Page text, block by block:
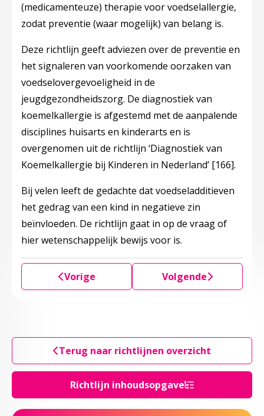
Richtlijn inhoudsopgave
(medicamenteuze) therapie voor voedselallergie,
zodat preventie (waar mogelijk) van belang is.
Deze richtlijn geeft adviezen over de preventie en
het signaleren van voorkomende oorzaken van
voedselovergevoeligheid in de
jeugdgezondheidszorg. De diagnostiek van
koemelkallergie is afgestemd met de aanpalende
disciplines huisarts en kinderarts en is
overgenomen uit de richtlijn ‘Diagnostiek van
Koemelkallergie bij Kinderen in Nederland’ [166].
Bij velen leeft de gedachte dat voedseladditieven
het gedrag van een kind in negatieve zin
beïnvloeden. De richtlijn gaat in op de vraag of
hier wetenschappelijk bewijs voor is.
Vorige Volgende
Terug naar richtlijnen overzicht